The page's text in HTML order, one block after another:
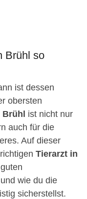
Brühl so
ist dessen
obersten
Brühl ist nicht nur
auch für die
Auf dieser
Tierarzt in
wie du die
sicherstellst.